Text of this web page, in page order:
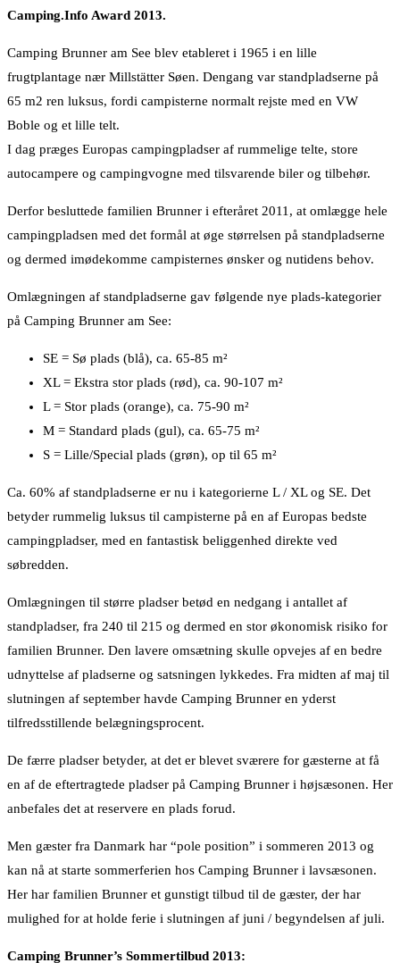
Camping.Info Award 2013.
Camping Brunner am See blev etableret i 1965 i en lille
frugtplantage nær Millstätter Søen. Dengang var standpladserne på
65 m2 ren luksus, fordi campisterne normalt rejste med en VW
Boble og et lille telt.
I dag præges Europas campingpladser af rummelige telte, store
autocampere og campingvogne med tilsvarende biler og tilbehør.
Derfor besluttede familien Brunner i efteråret 2011, at omlægge hele
campingpladsen med det formål at øge størrelsen på standpladserne
og dermed imødekomme campisternes ønsker og nutidens behov.
Omlægningen af standpladserne gav følgende nye plads-kategorier
på Camping Brunner am See:
SE = Sø plads (blå), ca. 65-85 m²
XL = Ekstra stor plads (rød), ca. 90-107 m²
L = Stor plads (orange), ca. 75-90 m²
M = Standard plads (gul), ca. 65-75 m²
S = Lille/Special plads (grøn), op til 65 m²
Ca. 60% af standpladserne er nu i kategorierne L / XL og SE. Det
betyder rummelig luksus til campisterne på en af Europas bedste
campingpladser, med en fantastisk beliggenhed direkte ved
søbredden.
Omlægningen til større pladser betød en nedgang i antallet af
standpladser, fra 240 til 215 og dermed en stor økonomisk risiko for
familien Brunner. Den lavere omsætning skulle opvejes af en bedre
udnyttelse af pladserne og satsningen lykkedes. Fra midten af maj til
slutningen af september havde Camping Brunner en yderst
tilfredsstillende belægningsprocent.
De færre pladser betyder, at det er blevet sværere for gæsterne at få
en af de eftertragtede pladser på Camping Brunner i højsæsonen. Her
anbefales det at reservere en plads forud.
Men gæster fra Danmark har “pole position” i sommeren 2013 og
kan nå at starte sommerferien hos Camping Brunner i lavsæsonen.
Her har familien Brunner et gunstigt tilbud til de gæster, der har
mulighed for at holde ferie i slutningen af juni / begyndelsen af juli.
Camping Brunner’s Sommertilbud 2013: